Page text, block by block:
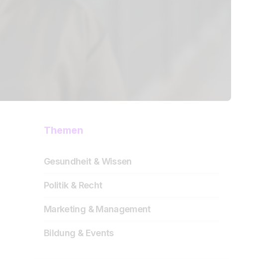
Themen
Gesundheit & Wissen
Politik & Recht
Marketing & Management
Bildung & Events